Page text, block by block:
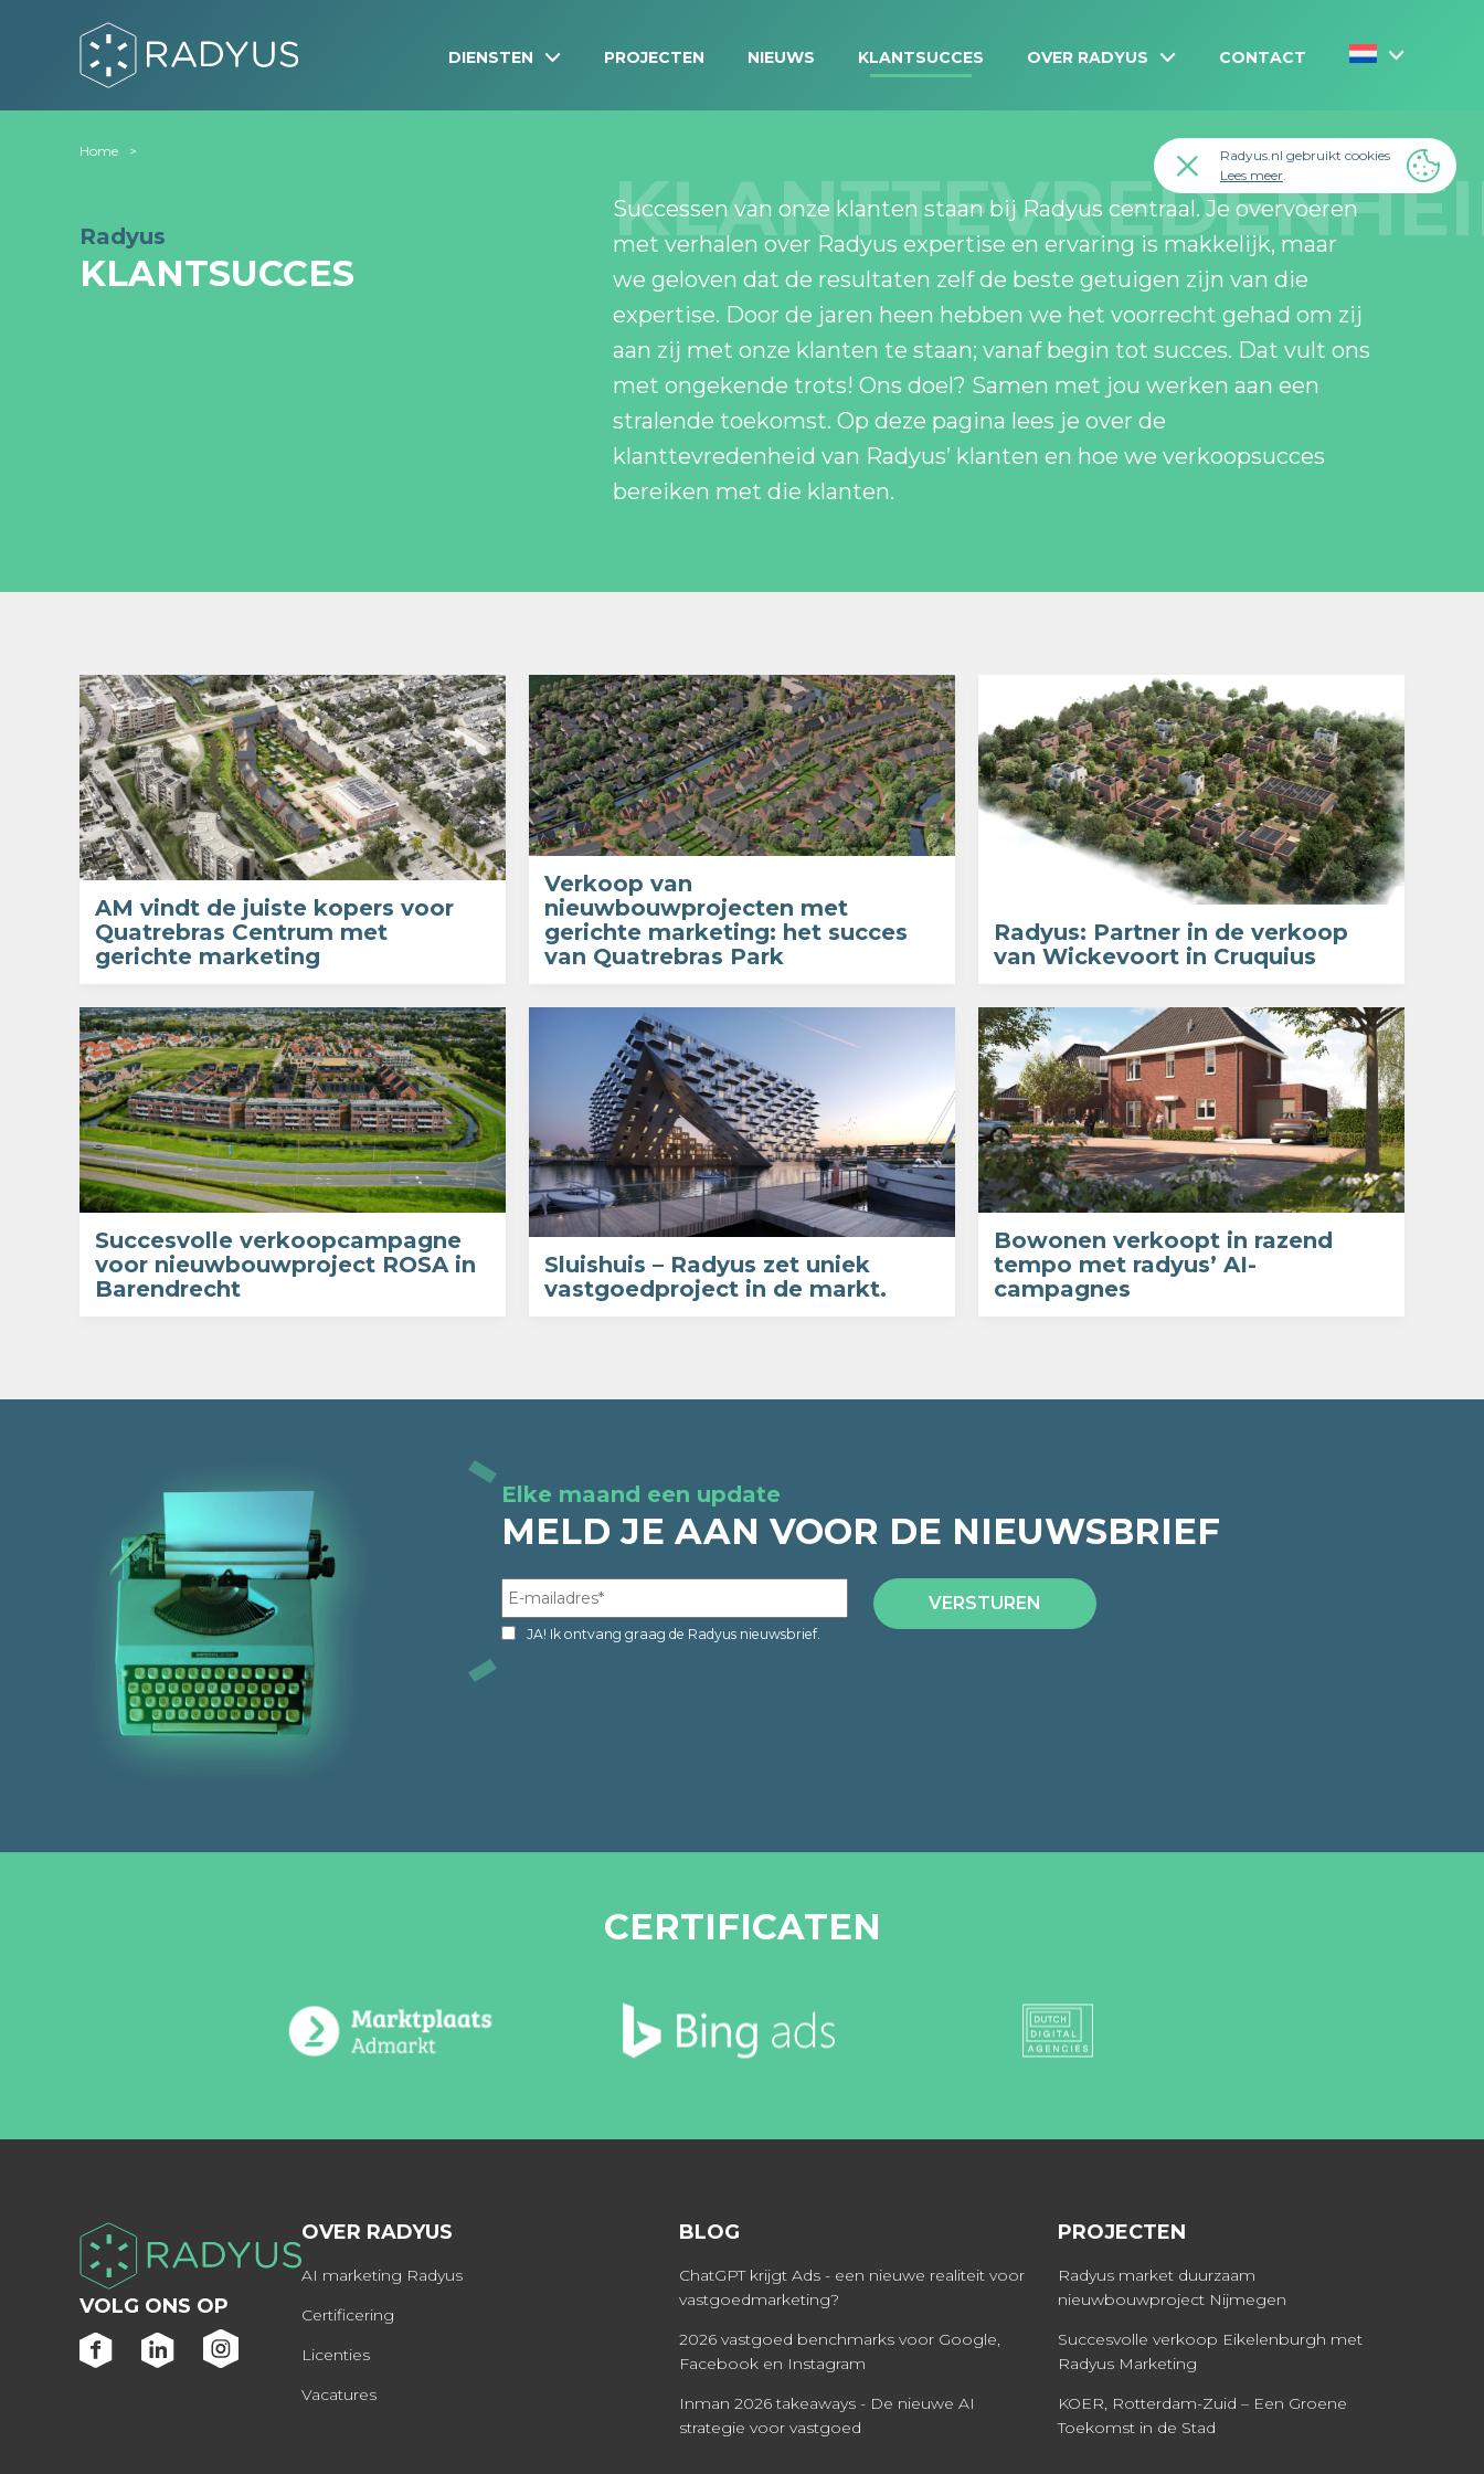
DIENSTEN PROJECTEN NIEUWS KLANTSUCCES OVER RADYUS CONTACT
Home
Radyus
KLANTSUCCES
Successen van onze klanten staan bij Radyus centraal. Je overvoeren
met verhalen over Radyus expertise en ervaring is makkelijk, maar
we geloven dat de resultaten zelf de beste getuigen zijn van die
expertise. Door de jaren heen hebben we het voorrecht gehad om zij
aan zij met onze klanten te staan; vanaf begin tot succes. Dat vult ons
met ongekende trots! Ons doel? Samen met jou werken aan een
stralende toekomst. Op deze pagina lees je over de
klanttevredenheid van Radyus’ klanten en hoe we verkoopsucces
bereiken met die klanten.
AM vindt de juiste kopers voor
Quatrebras Centrum met
gerichte marketing
Verkoop van
nieuwbouwprojecten met
gerichte marketing: het succes
van Quatrebras Park
Radyus: Partner in de verkoop
van Wickevoort in Cruquius
Succesvolle verkoopcampagne
voor nieuwbouwproject ROSA in
Barendrecht
Sluishuis – Radyus zet uniek
vastgoedproject in de markt.
Bowonen verkoopt in razend
tempo met radyus’ AI-
campagnes
Elke maand een update
MELD JE AAN VOOR DE NIEUWSBRIEF
JA! Ik ontvang graag de Radyus nieuwsbrief.
CERTIFICATEN
VOLG ONS OP
OVER RADYUS
AI marketing Radyus
Certificering
Licenties
Vacatures
BLOG
ChatGPT krijgt Ads - een nieuwe realiteit voor
vastgoedmarketing?
2026 vastgoed benchmarks voor Google,
Facebook en Instagram
Inman 2026 takeaways - De nieuwe AI
strategie voor vastgoed
PROJECTEN
Radyus market duurzaam
nieuwbouwproject Nijmegen
Succesvolle verkoop Eikelenburgh met
Radyus Marketing
KOER, Rotterdam-Zuid – Een Groene
Toekomst in de Stad
Radyus.nl gebruikt cookies
Lees meer.